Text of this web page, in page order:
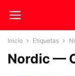
Inicio Etiquetas
Nordic —